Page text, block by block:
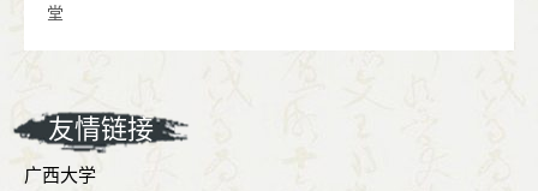
堂
友情链接
广西大学